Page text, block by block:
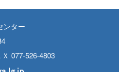
ンター
077-526-4803